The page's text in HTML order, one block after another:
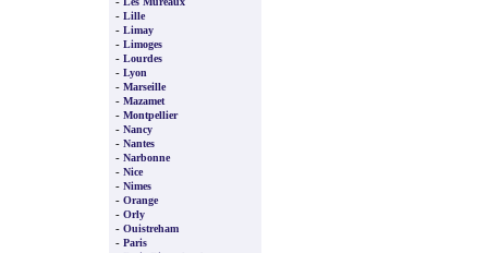
- Lille
- Limay
- Limoges
- Lourdes
- Lyon
- Marseille
- Mazamet
- Montpellier
- Nancy
- Nantes
- Narbonne
- Nice
- Nimes
- Orange
- Orly
- Ouistreham
- Paris